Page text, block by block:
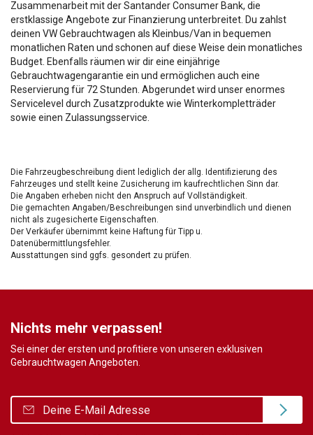
Zusammenarbeit mit der Santander Consumer Bank, die
erstklassige Angebote zur Finanzierung unterbreitet. Du zahlst
deinen VW Gebrauchtwagen als Kleinbus/Van in bequemen
monatlichen Raten und schonen auf diese Weise dein monatliches
Budget. Ebenfalls räumen wir dir eine einjährige
Gebrauchtwagengarantie ein und ermöglichen auch eine
Reservierung für 72 Stunden. Abgerundet wird unser enormes
Servicelevel durch Zusatzprodukte wie Winterkompletträder
sowie einen Zulassungsservice.
Die Fahrzeugbeschreibung dient lediglich der allg. Identifizierung des
Fahrzeuges und stellt keine Zusicherung im kaufrechtlichen Sinn dar.
Die Angaben erheben nicht den Anspruch auf Vollständigkeit.
Die gemachten Angaben/Beschreibungen sind unverbindlich und dienen
nicht als zugesicherte Eigenschaften.
Der Verkäufer übernimmt keine Haftung für Tipp u.
Datenübermittlungsfehler.
Ausstattungen sind ggfs. gesondert zu prüfen.
Nichts mehr verpassen!
Sei einer der ersten und profitiere von unseren exklusiven
Gebrauchtwagen Angeboten.